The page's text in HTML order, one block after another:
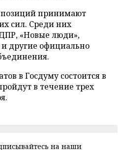
позиций принимают
сил. Среди них
«Новые люди»,
и другие официально
в Госдуму состоится в
в течение трех
на наши